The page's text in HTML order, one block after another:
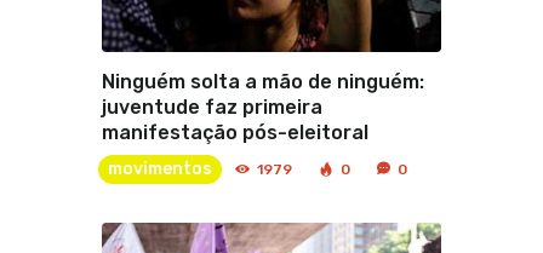
Ninguém solta a mão de ninguém:
juventude faz primeira
manifestação pós-eleitoral
movimentos 1979 0 0